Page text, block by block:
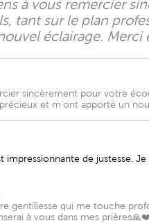
à vous remercier
tant sur le plan
éclairage.
sincèrement pour votre
et m'ont apporté un
de justesse.
gentillesse qui me touche
à vous dans mes